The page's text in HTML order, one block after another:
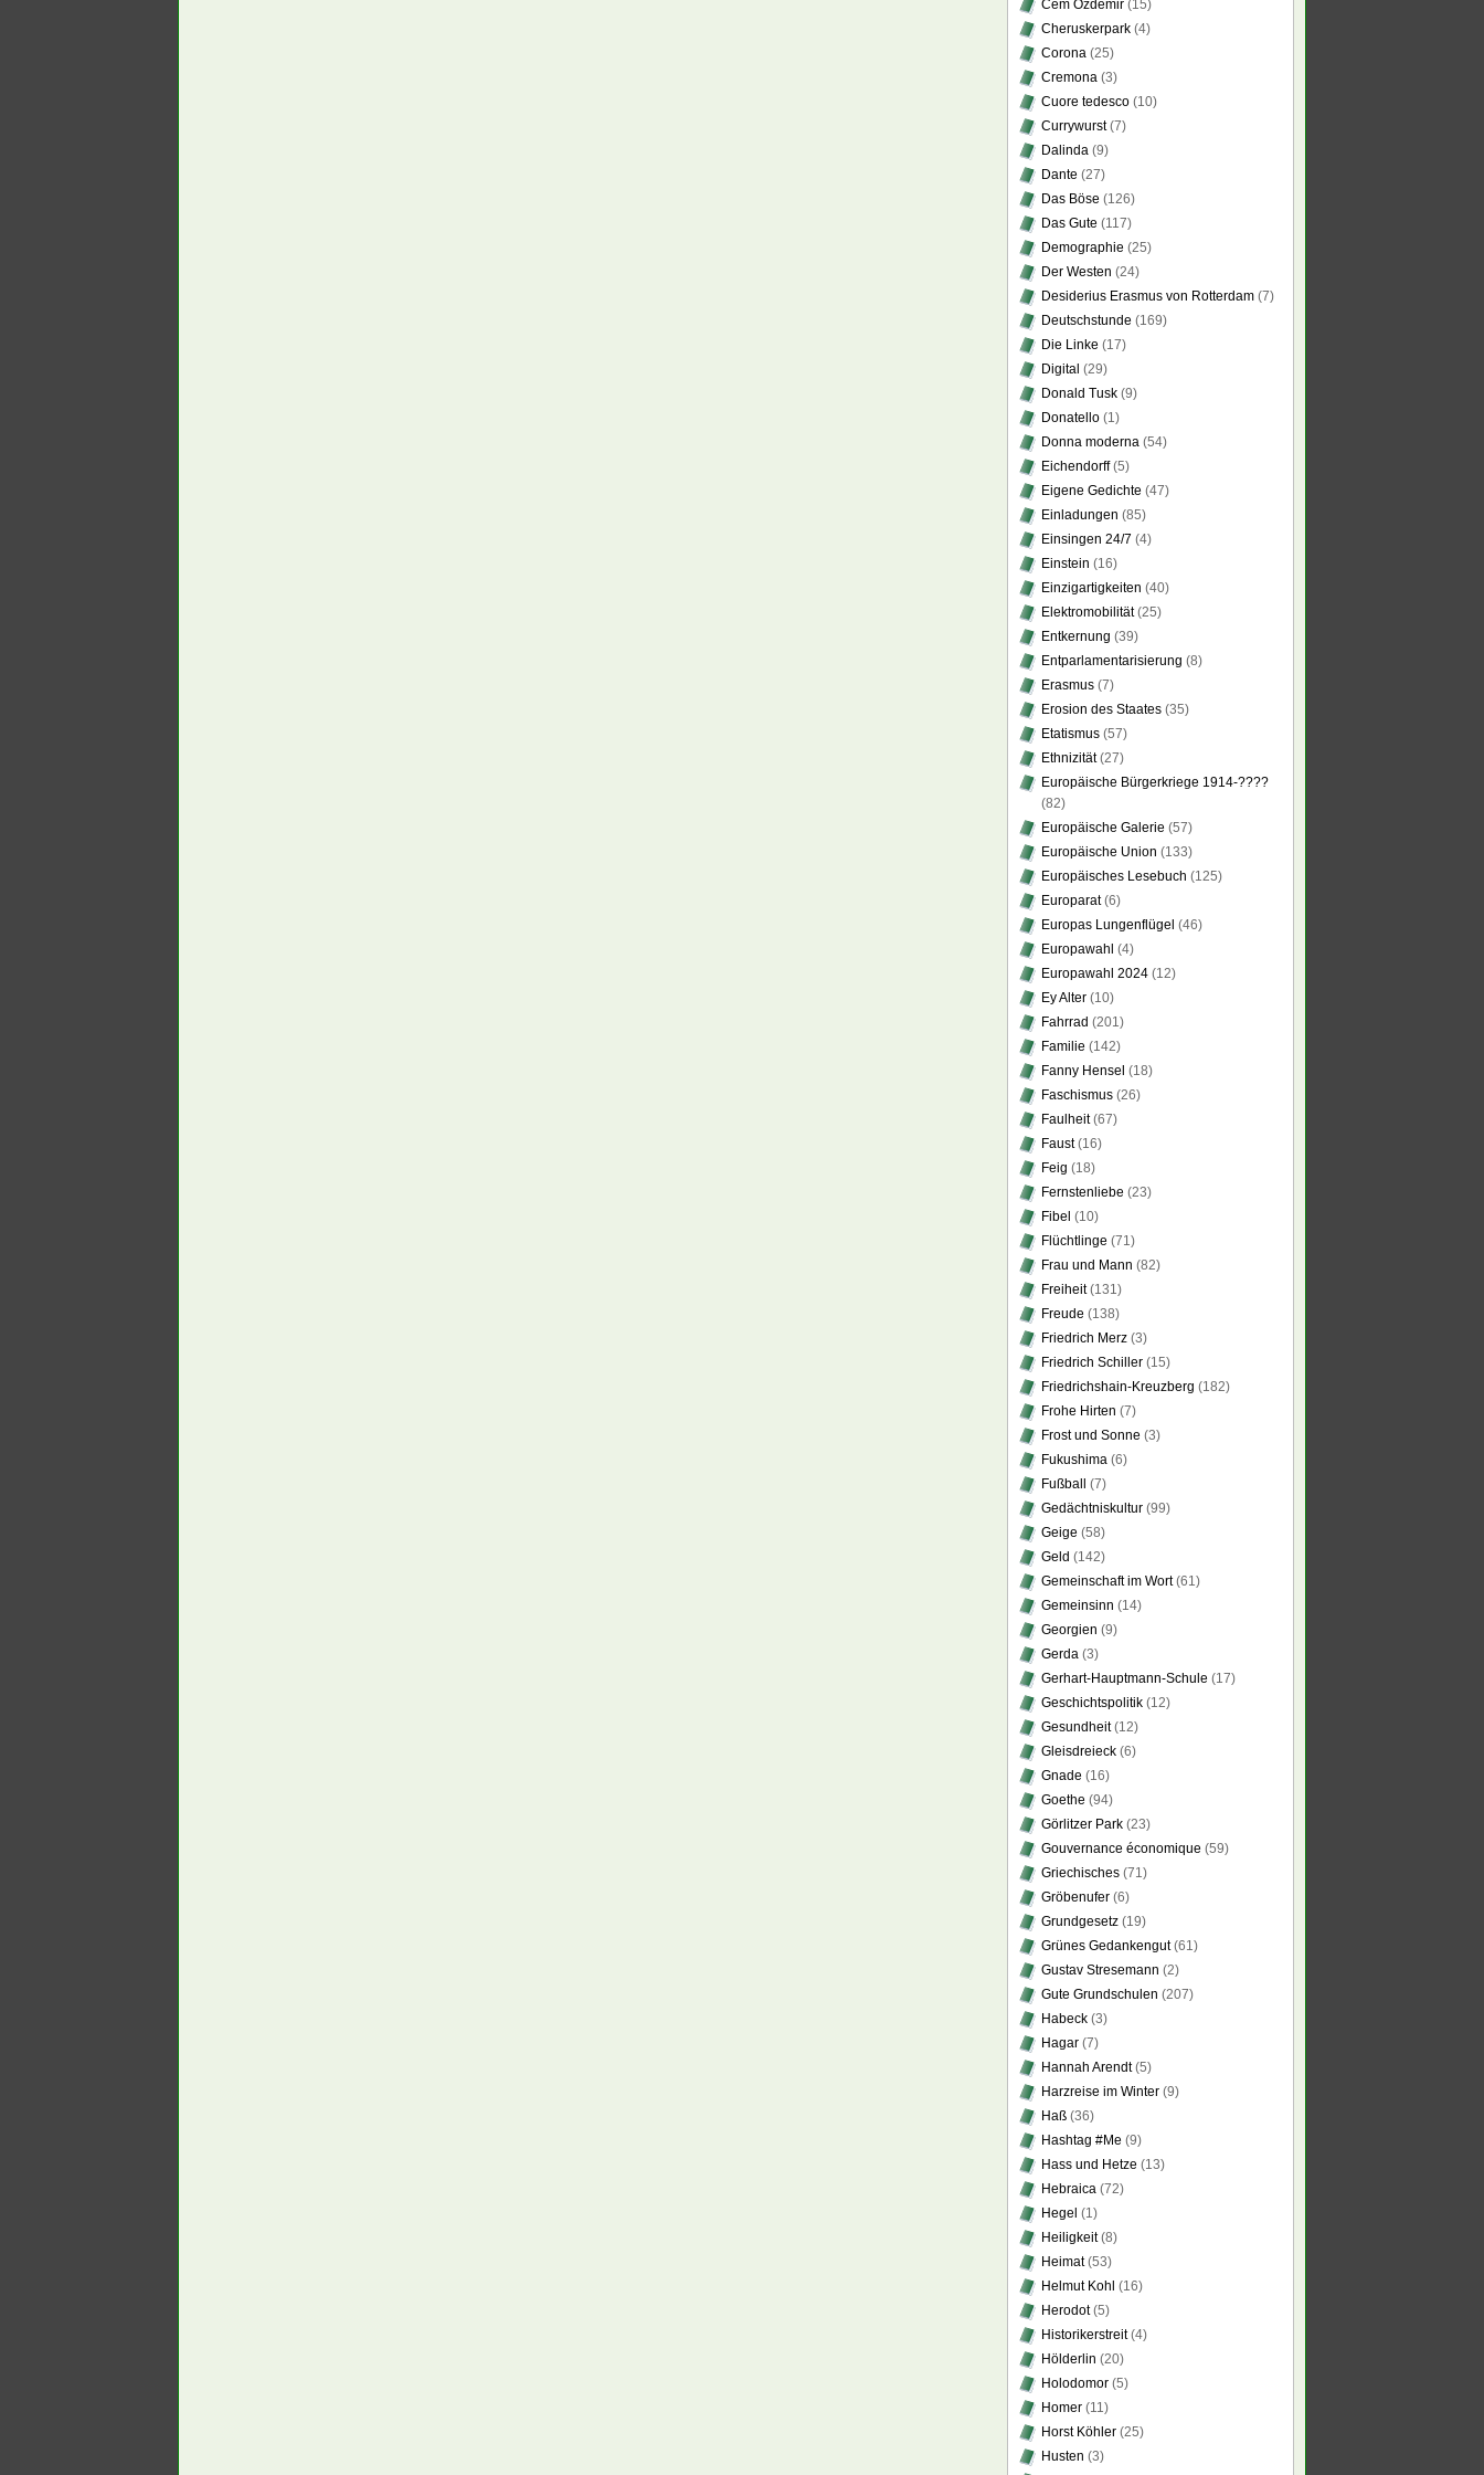
Cem Özdemir (15)
Cheruskerpark (4)
Corona (25)
Cremona (3)
Cuore tedesco (10)
Currywurst(7)
Dalinda (9)
Dante (27)
Das Böse (126)
Das Gute (117)
Demographie (25)
Der Westen (24)
Desiderius Erasmus von Rotterdam (7)
Deutschstunde (169)
Die Linke (17)
Digital (29)
Donald Tusk (9)
Donatello (1)
Donna moderna (54)
Eichendorff(5)
Eigene Gedichte (47)
Einladungen (85)
Einsingen 24/7 (4)
Einstein (16)
Einzigartigkeiten (40)
Elektromobilität(25)
Entkernung (39)
Entparlamentarisierung (8)
Erasmus (7)
Erosion des Staates (35)
Etatismus (57)
Ethnizität(27)
Europäische Bürgerkriege 1914-????
(82)
Europäische Galerie (57)
Europäische Union (133)
Europäisches Lesebuch (125)
Europarat(6)
Europas Lungenflügel (46)
Europawahl (4)
Europawahl 2024 (12)
Ey Alter (10)
Fahrrad (201)
Familie (142)
Fanny Hensel (18)
Faschismus (26)
Faulheit(67)
Faust(16)
Feig (18)
Fernstenliebe (23)
Fibel (10)
Flüchtlinge (71)
Frau und Mann (82)
Freiheit(131)
Freude (138)
Friedrich Merz (3)
Friedrich Schiller (15)
Friedrichshain-Kreuzberg (182)
Frohe Hirten (7)
Frost und Sonne (3)
Fukushima (6)
Fußball
(7)
Gedächtniskultur (99)
Geige (58)
Geld (142)
Gemeinschaft im Wort(61)
Gemeinsinn (14)
Georgien (9)
Gerda (3)
Gerhart-Hauptmann-Schule (17)
Geschichtspolitik (12)
Gesundheit(12)
Gleisdreieck (6)
Gnade (16)
Goethe (94)
Görlitzer Park (23)
Gouvernance économique (59)
Griechisches (71)
Gröbenufer (6)
Grundgesetz (19)
Grünes Gedankengut(61)
Gustav Stresemann (2)
Gute Grundschulen (207)
Habeck (3)
Hagar (7)
Hannah Arendt(5)
Harzreise im Winter (9)
Haß (36)
Hashtag #Me (9)
Hass und Hetze (13)
Hebraica (72)
Hegel (1)
Heiligkeit(8)
Heimat(53)
Helmut Kohl (16)
Herodot(5)
Historikerstreit(4)
Hölderlin (20)
Holodomor (5)
Homer (11)
Horst Köhler (25)
Husten (3)